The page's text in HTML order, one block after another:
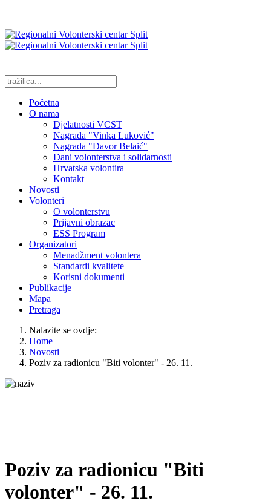
Početna
O nama
Djelatnosti VCST
Nagrada "Vinka Luković"
Nagrada "Davor Belaić"
Dani volonterstva i solidarnosti
Hrvatska volontira
Kontakt
Novosti
Volonteri
O volonterstvu
Prijavni obrazac
ESS Program
Organizatori
Menadžment volontera
Standardi kvalitete
Korisni dokumenti
Publikacije
Mapa
Pretraga
Nalazite se ovdje:
Home
Novosti
Poziv za radionicu "Biti volonter" - 26. 11.
Poziv za radionicu "Biti
volonter" - 26. 11.